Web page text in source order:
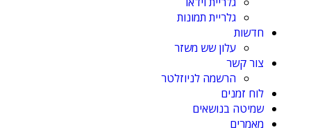
גלריית תמונות
חדשות
עלון שש משזר
צור קשר
הרשמה לניוזלטר
לוח זמנים
שמיטה בנושאים
מאמרים